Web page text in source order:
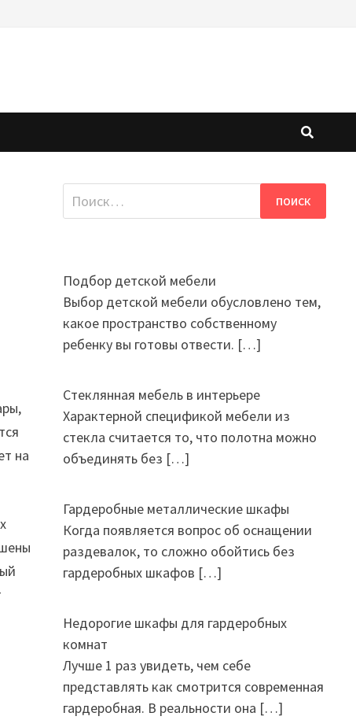
на
Найти:
Подбор детской мебели
Выбор детской мебели обусловлено тем,
какое пространство собственному
ребенку вы готовы отвести. […]
Стеклянная мебель в интерьере
Характерной спецификой мебели из
стекла считается то, что полотна можно
объединять без […]
Гардеробные металлические шкафы
Когда появляется вопрос об оснащении
раздевалок, то сложно обойтись без
гардеробных шкафов […]
Недорогие шкафы для гардеробных
комнат
Лучше 1 раз увидеть, чем себе
представлять как смотрится современная
гардеробная. В реальности она […]